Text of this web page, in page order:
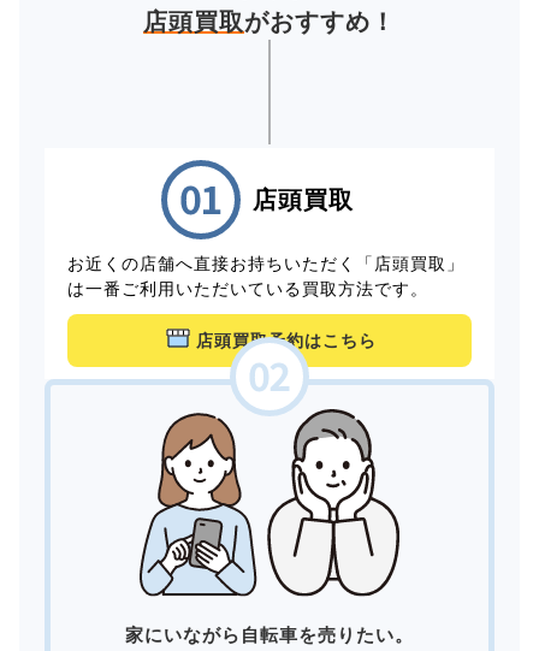
店頭買取がおすすめ！
店頭買取
お近くの店舗へ直接お持ちいただく「店頭買取」
は一番ご利用いただいている買取方法です。
店頭買取予約はこちら
家にいながら自転車を売りたい。